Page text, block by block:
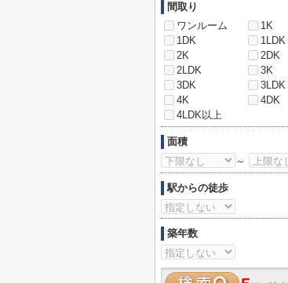
間取り
ワンルーム
1K
1DK
1LDK
2K
2DK
2LDK
3K
3DK
3LDK
4K
4DK
4LDK以上
面積
～
駅からの徒歩
築年数